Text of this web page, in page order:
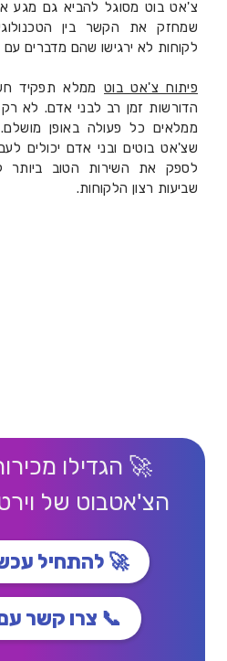
צ'אט בוט מסוגל להביא גם מגע
שמחזק את הקשר בין
לקוחות לא ירגישו שהם מדברים
פיתוח צ'אט בוטממלא תפקיד
הדורשות זמן רב לבני אדם. לא
ממלאים כל פעולה באופן
שצ'אט בוטים ובני אדם יכולים
שביעות רצון הלקוחות.
🚀 הגדילו
הצ'אטבוט של
🚀 להתחיל
📞 צרו קשר